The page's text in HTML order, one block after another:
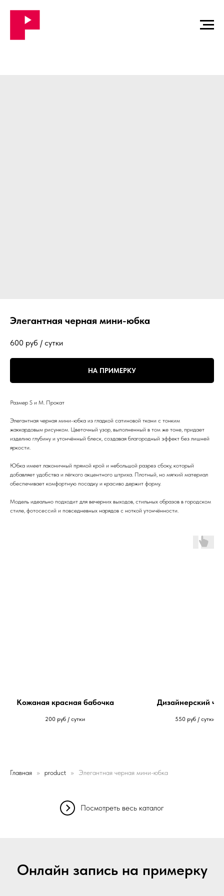
Элегантная черная мини-юбка
600 руб / сутки
НА ПРИМЕРКУ
Размер S и M. Прокат
Элегантная черная мини-юбка из гладкой сатиновой ткани с тонким
жаккардовым рисунком. Цветочный узор, выполненный в том же тоне, придает
изделию глубину и утончённый блеск, создавая благородный эффект без лишней
яркости.
Юбка имеет лаконичный прямой крой и небольшой разрез сбоку, который
добавляет удобства и лёгкого акцентного штриха. Плотный, но мягкий материал
обеспечивает комфортную посадку и красиво держит форму.
Модель идеально подходит для вечерних выходов, стильных образов в городском
стиле, фотосессий и повседневных нарядов с ноткой утончённости.
Кожаная красная бабочка
200 руб / сутки
Дизайнерский
550 руб / сутки
Главная product Элегантная черная мини-юбка
Посмотреть весь каталог
Онлайн запись на примерку